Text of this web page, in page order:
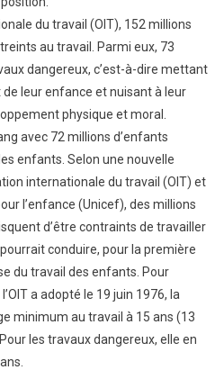
du travail (OIT), 152 millions
au travail. Parmi eux, 73
dangereux, c’est-à-dire mettant
leur enfance et nuisant à leur
physique et moral.
avec 72 millions d’enfants
enfants. Selon une nouvelle
internationale du travail (OIT) et
l’enfance (Unicef), des millions
d’être contraints de travailler
conduire, pour la première
du travail des enfants. Pour
a adopté le 19 juin 1976, la
minimum au travail à 15 ans (13
les travaux dangereux, elle en